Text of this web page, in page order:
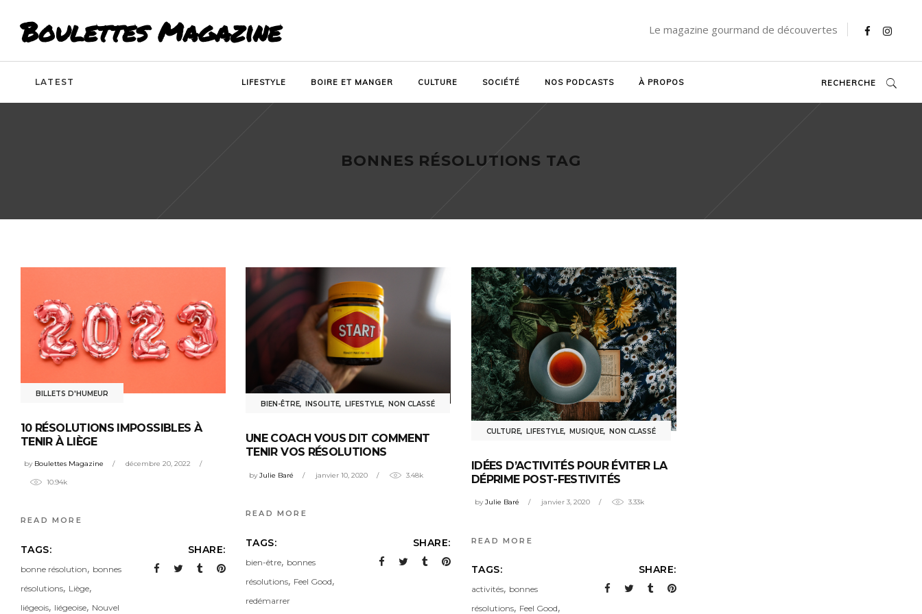
Boulettes Magazine Le magazine gourmand de découvertes
LATEST LIFESTYLE BOIRE ET MANGER CULTURE SOCIÉTÉ NOS PODCASTS À PROPOS RECHERCHE
BONNES RÉSOLUTIONS TAG
BILLETS D'HUMEUR
10 RÉSOLUTIONS IMPOSSIBLES À
TENIR À LIÈGE
by Boulettes Magazine décembre 20, 2022
10.94k
READ MORE
TAGS:
bonne résolution, bonnes
résolutions, Liège,
liégeois, liégeoise, Nouvel
SHARE:
BIEN-ÊTRE, INSOLITE, LIFESTYLE, NON CLASSÉ
UNE COACH VOUS DIT COMMENT
TENIR VOS RÉSOLUTIONS
byJulie Baré janvier 10, 2020 3.48k
READ MORE
TAGS:
bien-être, bonnes
résolutions, Feel Good,
redémarrer
SHARE:
CULTURE, LIFESTYLE, MUSIQUE, NON CLASSÉ
IDÉES D’ACTIVITÉS POUR ÉVITER LA
DÉPRIME POST-FESTIVITÉS
byJulie Baré janvier 3, 2020 3.33k
READ MORE
TAGS:
activités, bonnes
résolutions, Feel Good,
SHARE: